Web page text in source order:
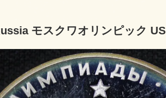
モスクワオリンピック